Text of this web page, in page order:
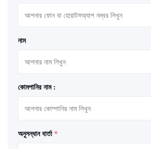
নাম
কোমপানির নাম :
অনুসন্ধান বার্তা *